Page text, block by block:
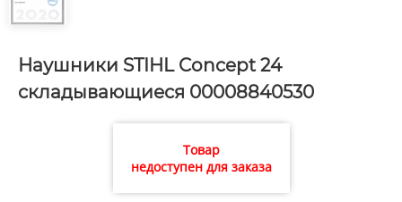
Наушники STIHL Concept 24
складывающиеся 00008840530
Товар
недоступен для заказа